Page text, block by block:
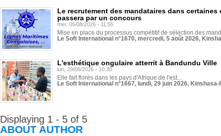
Le recrutement des mandataires dans
passera par un concours
mer, 05/08/2026 - 11:55
Mise en place du processus compétitif de sélection des
Le Soft International n°1670, mercredi, 5 août 2026,
L'esthétique ongulaire atterrit à Bandundu Ville
lun, 29/06/2026 - 10:30
Elle fait florès dans les pays d'Afrique de l'est...
Le Soft International n°1667, lundi, 29 juin 2026,
Displaying 1 - 5 of 5
ABOUT AUTHOR